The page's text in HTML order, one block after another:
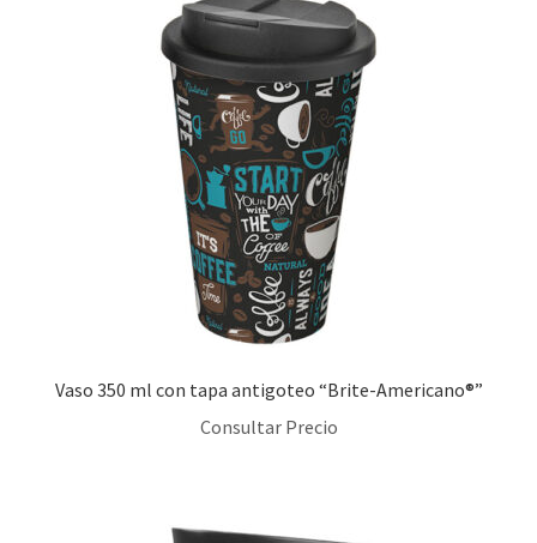
Vaso 350 ml con tapa antigoteo “Brite-Americano®”
Consultar Precio